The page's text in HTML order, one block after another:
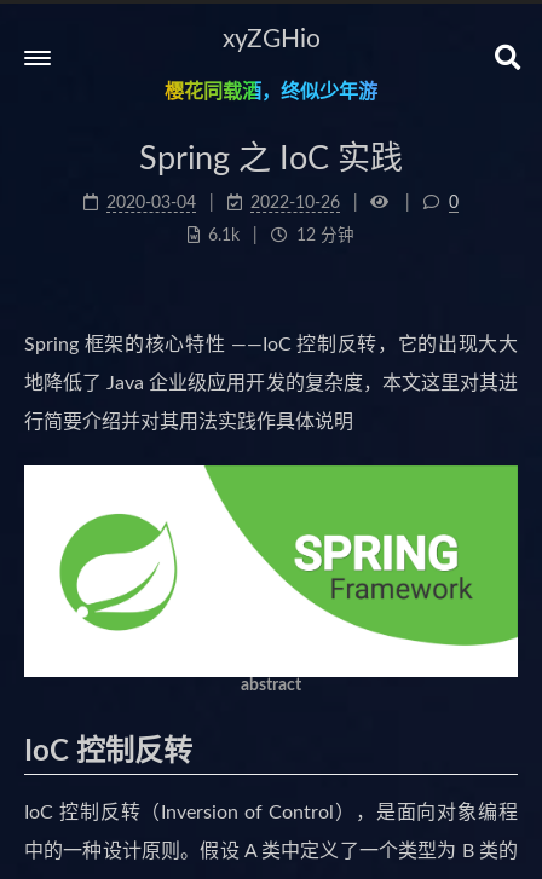
xyZGHio
樱花同载酒，终似少年游
Spring 之 IoC 实践
2020-03-04 2022-10-26
0
6.1k
12 分钟
Spring 框架的核心特性 ——IoC 控制反转，它的出现大大
地降低了 Java 企业级应用开发的复杂度，本文这里对其进
行简要介绍并对其用法实践作具体说明
abstract
IoC 控制反转
IoC 控制反转（Inversion of Control），是面向对象编程
中的一种设计原则。假设 A 类中定义了一个类型为 B 类的